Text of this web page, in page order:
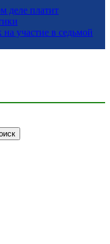
деле платит
на участие в седьмой